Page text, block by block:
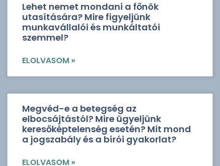
Lehet nemet mondani a főnök
utasítására? Mire figyeljünk
munkavállalói és munkáltatói
szemmel?
ELOLVASOM »
Megvéd-e a betegség az
elbocsájtástól? Mire ügyeljünk
keresőképtelenség esetén? Mit mond
a jogszabály és a bírói gyakorlat?
ELOLVASOM »